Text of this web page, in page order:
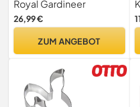
Laterne (Osterhase mit
Laterne, Osterhase Deko,
Royal Gardineer
26,99 €
ZUM ANGEBOT